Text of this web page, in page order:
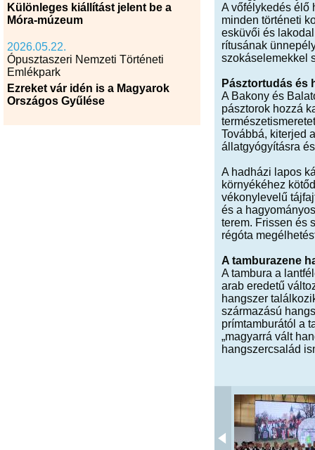
Különleges kiállítást jelent be a
Móra-múzeum
2026.05.22.
Ópusztaszeri Nemzeti Történeti
Emlékpark
Ezreket vár idén is a Magyarok
Országos Gyűlése
A vőfélykedés élő
minden történeti
esküvői és
rítusának
szokáselemekkel
Pásztortudás és
A Bakony és
pásztorok hozzá
Továbbá, kiterjed
állatgyógyításra
A hadházi lapos
környékéhez
vékonylevelű
és a
terem. Frissen és
régóta
A tamburazene
A tambura a
arab eredetű
hangszer
származású
prímtamburától a
„magyarrá vált
hangszercsalád